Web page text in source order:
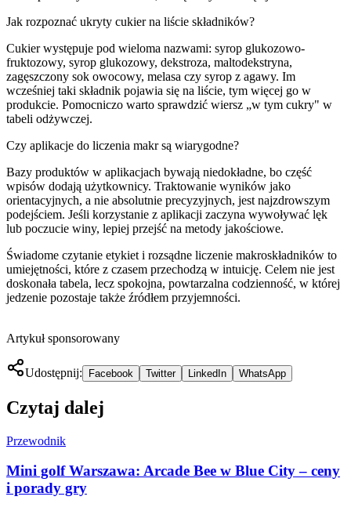
Jak rozpoznać ukryty cukier na liście składników?
Cukier występuje pod wieloma nazwami: syrop glukozowo-
fruktozowy, syrop glukozowy, dekstroza, maltodekstryna,
zagęszczony sok owocowy, melasa czy syrop z agawy. Im
wcześniej taki składnik pojawia się na liście, tym więcej go w
produkcie. Pomocniczo warto sprawdzić wiersz „w tym cukry" w
tabeli odżywczej.
Czy aplikacje do liczenia makr są wiarygodne?
Bazy produktów w aplikacjach bywają niedokładne, bo część
wpisów dodają użytkownicy. Traktowanie wyników jako
orientacyjnych, a nie absolutnie precyzyjnych, jest najzdrowszym
podejściem. Jeśli korzystanie z aplikacji zaczyna wywoływać lęk
lub poczucie winy, lepiej przejść na metody jakościowe.
Świadome czytanie etykiet i rozsądne liczenie makroskładników to
umiejętności, które z czasem przechodzą w intuicję. Celem nie jest
doskonała tabela, lecz spokojna, powtarzalna codzienność, w której
jedzenie pozostaje także źródłem przyjemności.
Artykuł sponsorowany
Udostępnij: Facebook Twitter LinkedIn WhatsApp
Czytaj dalej
Przewodnik
Mini golf Warszawa: Arcade Bee w Blue City – ceny
i porady gry